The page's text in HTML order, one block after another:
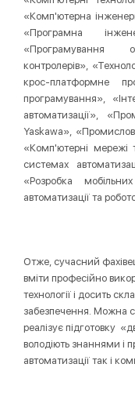
«Комп'ютерна
«Програмна
«Програмування
контролерів»,
крос-платформне
програмування»,
автоматизації»,
Yaskawa»,
«Комп'ютерні мережі
системах
«Розробка
автоматизації та
Отже, сучасний
вміти професійно
технології і досить
забезпечення. Можна
реалізує підготовку
володіють знаннями і
автоматизації так і